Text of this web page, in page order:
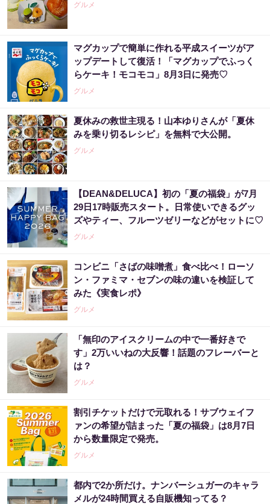
グルメ
マグカップで簡単に作れる平成スイーツがア
ップデートして復活！「マグカップでふっく
らケーキ！モコモコ」8月3日に発売♡
グルメ
夏休みの救世主現る！山本ゆりさんが「夏休
みを乗り切るレシピ」を無料で大公開。
グルメ
【DEAN&DELUCA】初の「夏の福袋」が7月
29日17時販売スタート。日常使いできるグッ
ズやティー、フルーツゼリーなどがセットに♡
グルメ
コンビニ「さばの味噌煮」食べ比べ！ローソ
ン・ファミマ・セブンの味の違いを検証して
みた《実食レポ》
グルメ
「無印のアイスクリームの中で一番好きで
す」2万いいねの大反響！話題のフレーバーと
は？
グルメ
割引チケットだけで元取れる！サブウェイフ
ァンの希望が詰まった「夏の福袋」は8月7日
から数量限定で発売。
グルメ
都内で2か所だけ。ナンバーシュガーのキャラ
メルが24時間買える自販機知ってる？